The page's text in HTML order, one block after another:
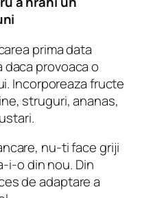
prima data
provoaca o
Incorporeaza fructe
struguri, ananas,
nu-ti face griji
i-o din nou. Din
de adaptare a